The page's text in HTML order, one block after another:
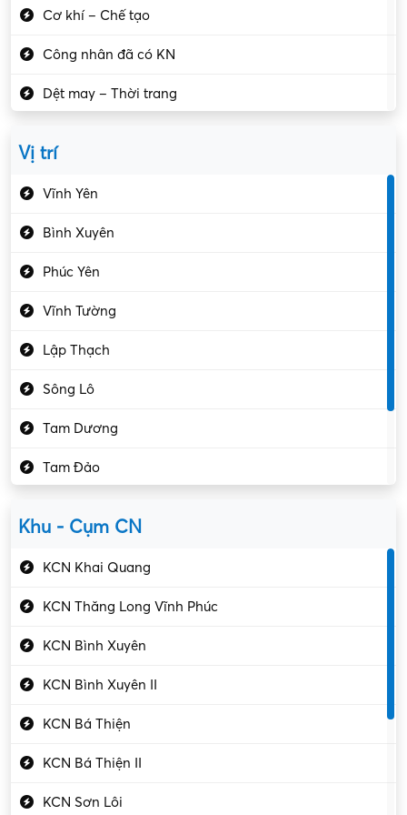
Cơ khí – Chế tạo
Công nhân đã có KN
Dệt may – Thời trang
Kiểm soát chất lượng
Kỹ sư cơ khí
Kỹ sư điện
Kỹ thuật cao
Kỹ thuật mạng – IT
Làm bán thời gian
Lao động phổ thông
Lập trình – Phát triển
Luật – Công chứng
Vị trí
Vĩnh Yên
Bình Xuyên
Phúc Yên
Vĩnh Tường
Lập Thạch
Sông Lô
Tam Dương
Tam Đảo
Khu - Cụm CN
KCN Khai Quang
KCN Thăng Long Vĩnh Phúc
KCN Bình Xuyên
KCN Bình Xuyên II
KCN Bá Thiện
KCN Bá Thiện II
KCN Sơn Lôi